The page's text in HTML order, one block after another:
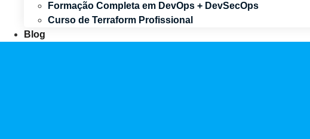
Formação Completa em DevOps + DevSecOps
Curso de Terraform Profissional
Blog